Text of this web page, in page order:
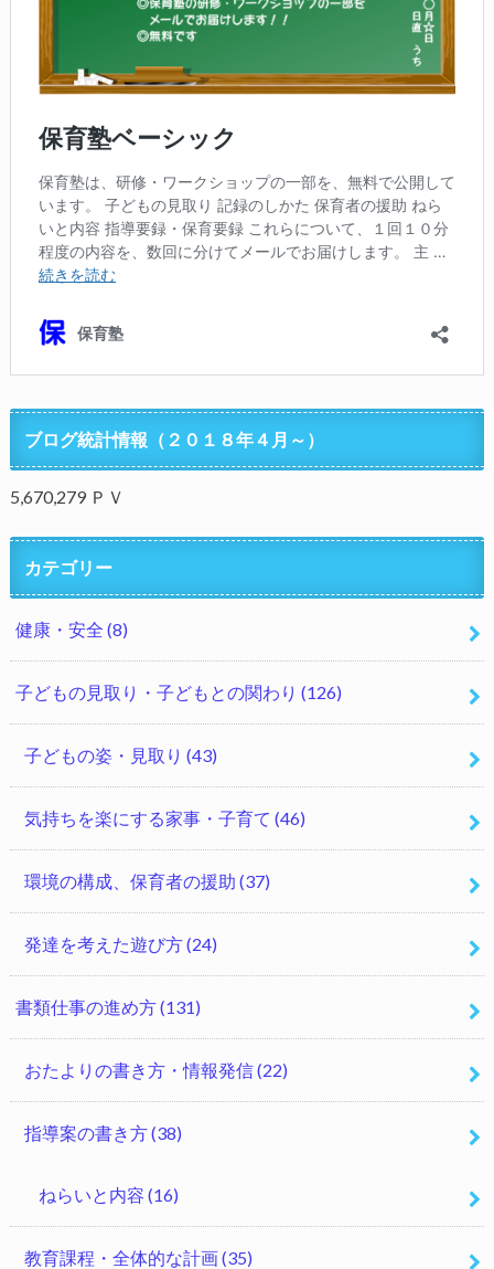
ブログ統計情報（２０１８年４月～）
5,670,279 ＰＶ
カテゴリー
健康・安全 (8)
子どもの見取り・子どもとの関わり (126)
子どもの姿・見取り (43)
気持ちを楽にする家事・子育て (46)
環境の構成、保育者の援助 (37)
発達を考えた遊び方(24)
書類仕事の進め方(131)
おたよりの書き方・情報発信(22)
指導案の書き方(38)
ねらいと内容 (16)
教育課程・全体的な計画(35)